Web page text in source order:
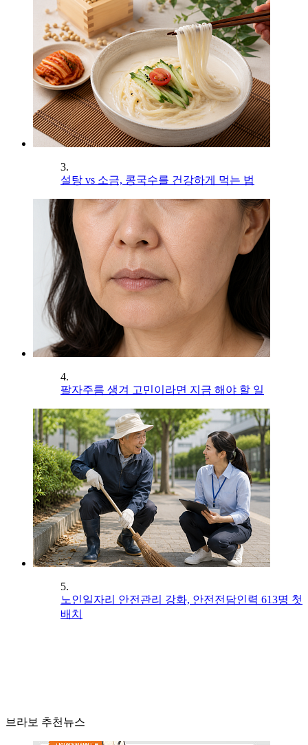
3.
설탕 vs 소금, 콩국수를 건강하게 먹는 법
4.
팔자주름 생겨 고민이라면 지금 해야 할 일
5.
노인일자리 안전관리 강화, 안전전담인력 613명 첫
배치
브라보 추천뉴스